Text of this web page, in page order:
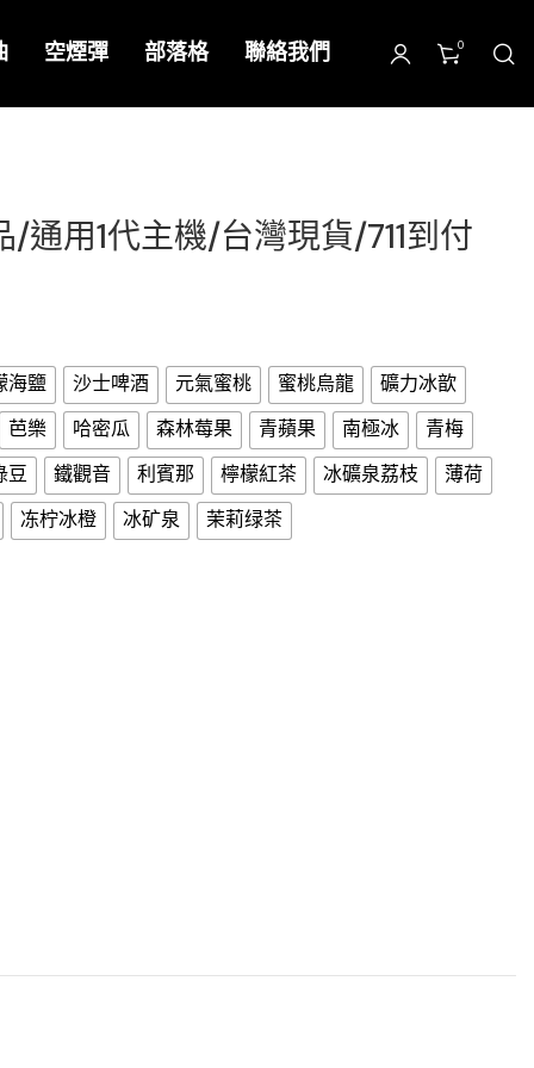
空煙彈 部落格 聯絡我們 0
通用1代主機/台灣現貨/711到付
海鹽 沙士啤酒 元氣蜜桃 蜜桃烏龍
礦力冰歆
芭樂 哈密瓜 森林莓果 青蘋果 南極冰
青梅
豆 鐵觀音 利賓那 檸檬紅茶 冰礦泉荔枝
薄荷
冻柠冰橙 冰矿泉 茉莉绿茶